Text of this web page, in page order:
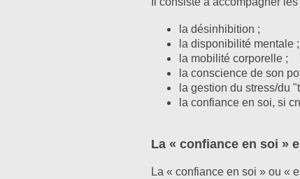
la désinhibition ;
la disponibilité mentale ;
la mobilité corporelle ;
la conscience de son
la gestion du stress/du
la confiance en soi, si
La « confiance en soi »
La « confiance en soi » ou «